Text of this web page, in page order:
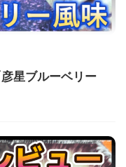
星ブルーベリー